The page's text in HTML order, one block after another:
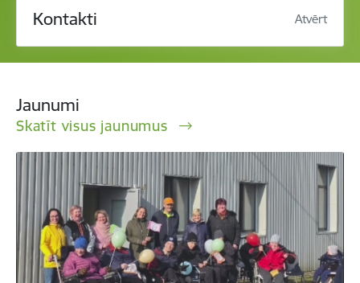
Kontakti Atvērt
Jaunumi
Skatīt visus jaunumus